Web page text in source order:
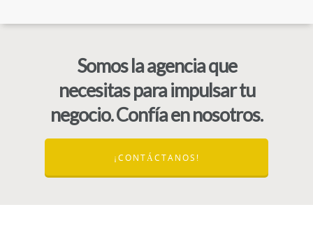
Somos la agencia que
necesitas para impulsar tu
negocio. Confía en nosotros.
¡CONTÁCTANOS!